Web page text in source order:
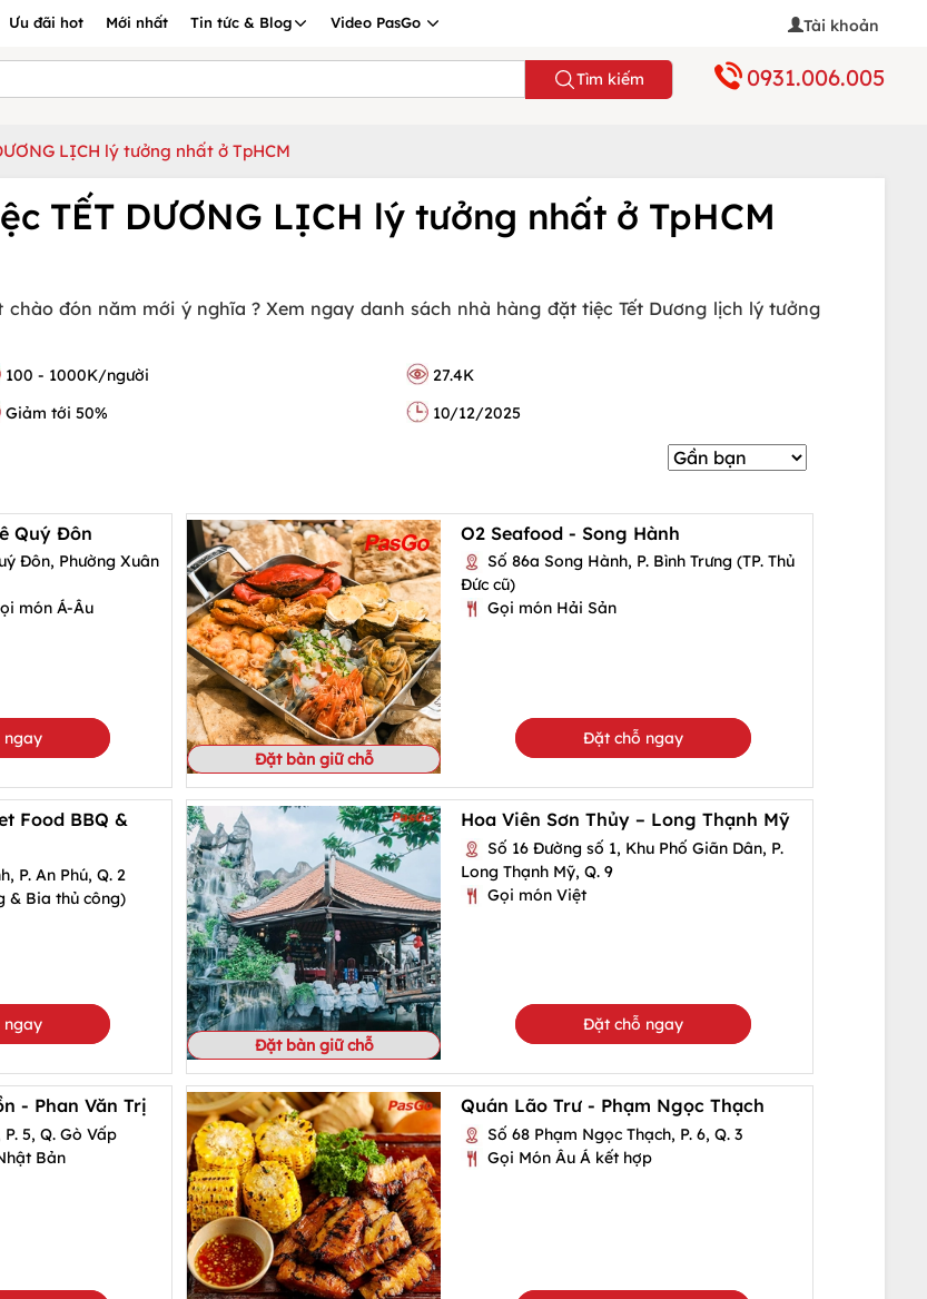
Ưu đãi hot Mới nhất Tin tức & Blog Video PasGo Tài khoản
Tìm kiếm 0931.006.005
LỊCH lý tưởng nhất ở TpHCM
TẾT DƯƠNG LỊCH lý tưởng nhất ở TpHCM
đón năm mới ý nghĩa ? Xem ngay danh sách nhà hàng đặt tiệc Tết Dương lịch lý tưởng
100 - 1000K/người
27.4K
Giảm tới 50% 10/12/2025
Quý Đôn
Đôn, Phường Xuân
món Á-Âu
ngay
Đặt bàn giữ chỗ
O2 Seafood - Song Hành
Số 86a Song Hành, P. Bình Trưng (TP. Thủ
Đức cũ)
Gọi món Hải Sản
Đặt chỗ ngay
Food BBQ &
P. An Phú, Q. 2
& Bia thủ công)
ngay
Đặt bàn giữ chỗ
Hoa Viên Sơn Thủy – Long Thạnh Mỹ
Số 16 Đường số 1, Khu Phố Giãn Dân, P.
Long Thạnh Mỹ, Q. 9
Gọi món Việt
Đặt chỗ ngay
- Phan Văn Trị
5, Q. Gò Vấp
Bản
Quán Lão Trư - Phạm Ngọc Thạch
Số 68 Phạm Ngọc Thạch, P. 6, Q. 3
Gọi Món Âu Á kết hợp